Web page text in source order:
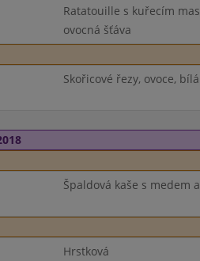
Ratatouille s kuřecím
ovocná šťáva
Skořicové řezy, ovoce,
Špaldová kaše s medem
Hrstková